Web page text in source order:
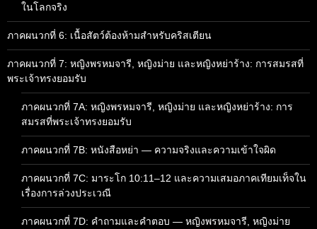
ในโลกจริง
ภาคผนวกที่ 6: เนื้อสัตว์ต้องห้ามสำหรับคริสเตียน
ภาคผนวกที่ 7: หญิงพรหมจารี, หญิงม่าย และหญิงหย่าร้าง: การสมรสที่
พระเจ้าทรงยอมรับ
ภาคผนวกที่ 7A: หญิงพรหมจารี, หญิงม่าย และหญิงหย่าร้าง: การ
สมรสที่พระเจ้าทรงยอมรับ
ภาคผนวกที่ 7B: หนังสือหย่า — ความจริงและความเข้าใจผิด
ภาคผนวกที่ 7C: มาระโก 10:11–12 และความเสมอภาคเทียมเท็จใน
เรื่องการล่วงประเวณี
ภาคผนวกที่ 7D: คำถามและคำตอบ — หญิงพรหมจารี, หญิงม่าย